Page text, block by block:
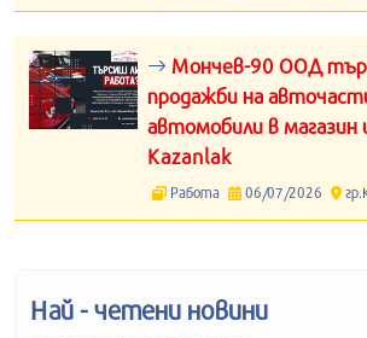
Мончев-90 ООД
продажби на
автомобили в магазин
Kazanlak
Работа 06/07/2026
Най - четени новини